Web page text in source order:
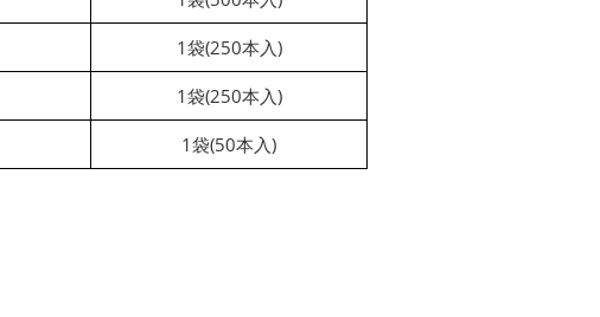
1袋(250本入)
1袋(250本入)
1袋(50本入)